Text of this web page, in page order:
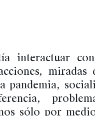
interactuar
miradas
sólo por